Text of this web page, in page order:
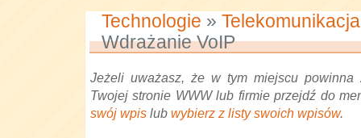
Technologie » Telekomunikacja
Wdrażanie VoIP
Jeżeli uważasz, że w tym miejscu powinna
Twojej stronie WWW lub firmie przejdź do
swój wpis lub wybierz z listy swoich wpisów.